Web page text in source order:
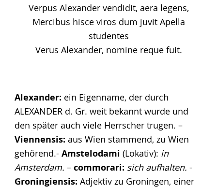
Verpus Alexander vendidit, aera legens,
Mercibus hisce viros dum juvit Apella
studentes
Verus Alexander, nomine reque fuit.
Alexander: ein Eigenname, der durch
ALEXANDER d. Gr. weit bekannt wurde und
den später auch viele Herrscher trugen. –
Viennensis: aus Wien stammend, zu Wien
gehörend.- Amstelodami (Lokativ): in
Amsterdam. – commorari: sich aufhalten. -
Groningiensis: Adjektiv zu Groningen, einer